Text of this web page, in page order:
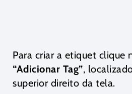
Para criar a etiquet clique
“Adicionar Tag”,
superior direito da tela.